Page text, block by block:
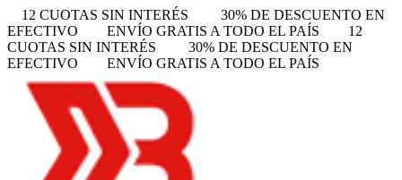
12 CUOTAS SIN INTERÉS
30% DE DESCUENTO EN
EFECTIVO
ENVÍO GRATIS A TODO EL PAÍS
12
CUOTAS SIN INTERÉS
30% DE DESCUENTO EN
EFECTIVO
ENVÍO GRATIS A TODO EL PAÍS